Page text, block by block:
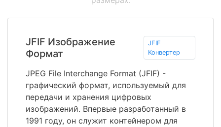
JFIF Изображение
Формат
JFIF
Конвертер
JPEG File Interchange Format (JFIF) -
графический формат, используемый для
передачи и хранения цифровых
изображений. Впервые разработанный в
1991 году, он служит контейнером для